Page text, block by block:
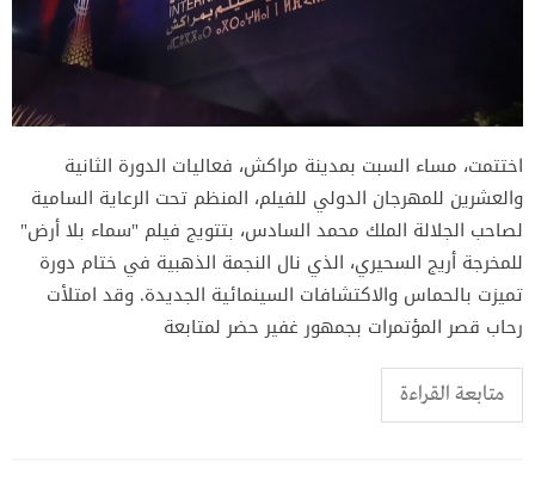
اختتمت، مساء السبت بمدينة مراكش، فعاليات الدورة الثانية
والعشرين للمهرجان الدولي للفيلم، المنظم تحت الرعاية السامية
لصاحب الجلالة الملك محمد السادس، بتتويج فيلم "سماء بلا أرض"
للمخرجة أريج السحيري، الذي نال النجمة الذهبية في ختام دورة
تميزت بالحماس والاكتشافات السينمائية الجديدة. وقد امتلأت
رحاب قصر المؤتمرات بجمهور غفير حضر لمتابعة
متابعة القراءة